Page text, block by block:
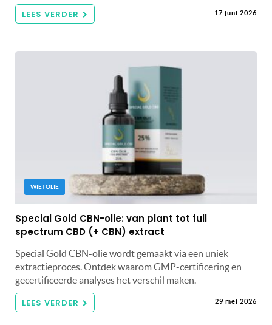
LEES VERDER 17 juni 2026
WIETOLIE
Special Gold CBN-olie: van plant tot full
spectrum CBD (+ CBN) extract
Special Gold CBN-olie wordt gemaakt via een uniek
extractieproces. Ontdek waarom GMP-certificering en
gecertificeerde analyses het verschil maken.
LEES VERDER 29 mei 2026